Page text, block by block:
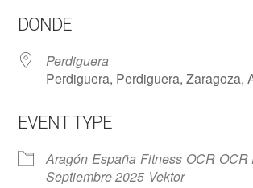
DONDE
Perdiguera
Perdiguera, Perdiguera, Zaragoza,
EVENT TYPE
Aragón España Fitness OCR OCR
Septiembre 2025 Vektor